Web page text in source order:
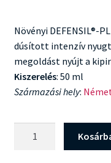
Növényi DEFENSIL®-
dúsított intenzív
megoldást nyújt a
Kiszerelés: 50 ml
Származási hely: